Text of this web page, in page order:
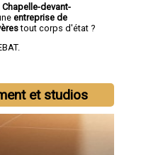
devant-
entreprise de
tout corps d'état ?
et studios